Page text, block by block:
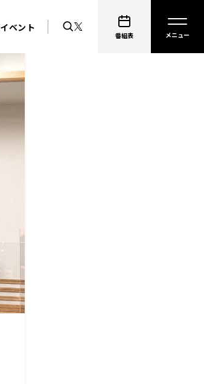
イベント
番組表